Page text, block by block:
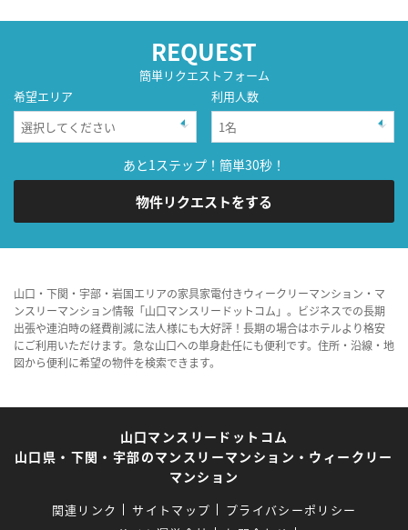
REQUEST
簡単リクエストフォーム
希望エリア
利用人数
あと1ステップ！簡単30秒！
物件リクエストをする
山口・下関・宇部・岩国エリアの家具家電付きウィークリーマンション・マ
ンスリーマンション情報「山口マンスリードットコム」。ビジネスでの長期
出張や連泊時の経費削減に法人様にも大好評！長期の場合はホテルより格安
にご利用いただけます。急な山口への単身赴任にも便利です。住所・沿線・地
図から便利に希望の物件を検索できます。
山口マンスリードットコム
山口県・下関・宇部のマンスリーマンション・ウィークリー
マンション
関連リンク サイトマップ
プライバシーポリシー